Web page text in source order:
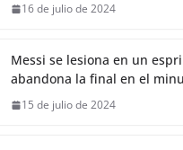
16 de julio de 2024
Messi se lesiona en un
abandona la final en el
15 de julio de 2024